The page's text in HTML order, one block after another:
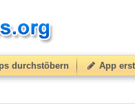
durchstöbern App